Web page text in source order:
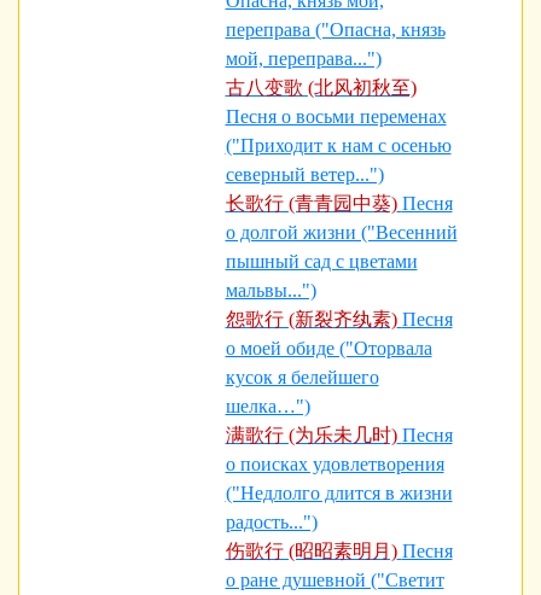
переправа ("Опасна, князь
мой, переправа...")
古八变歌 (北风初秋至)
Песня о восьми переменах
("Приходит к нам с осенью
северный ветер...")
长歌行 (青青园中葵) Песня
о долгой жизни ("Весенний
пышный сад с цветами
мальвы...")
怨歌行 (新裂齐纨素) Песня
о моей обиде ("Оторвала
кусок я белейшего
шелка…")
满歌行 (为乐未几时) Песня
о поисках удовлетворения
("Недлолго длится в жизни
радость...")
伤歌行 (昭昭素明月) Песня
о ране душевной ("Светит